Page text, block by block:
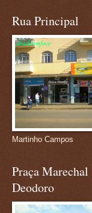
Rua Principal
Martinho Campos
Praça Marechal
Deodoro